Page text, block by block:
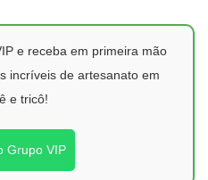
e receba em primeira mão
incríveis de artesanato em
e tricô!
Grupo VIP